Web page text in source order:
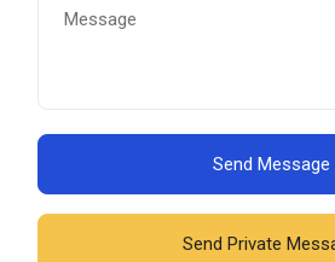
Send Message
Send Private